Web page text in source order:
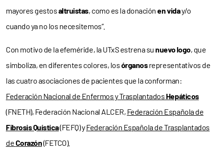
mayores gestosaltruistas, como es la donaciónen viday/o
cuando ya no los necesitemos”.
Con motivo de la efeméride, la UTxS estrena sunuevo logo, que
simboliza, en diferentes colores, losórganosrepresentativos de
las cuatro asociaciones de pacientes que la conforman:
Federación Nacional de Enfermos y Trasplantados Hepáticos
(FNETH), Federación Nacional ALCER, Federación Española de
Fibrosis Quística(FEFQ) yFederación Española de Trasplantados
deCorazón(FETCO).